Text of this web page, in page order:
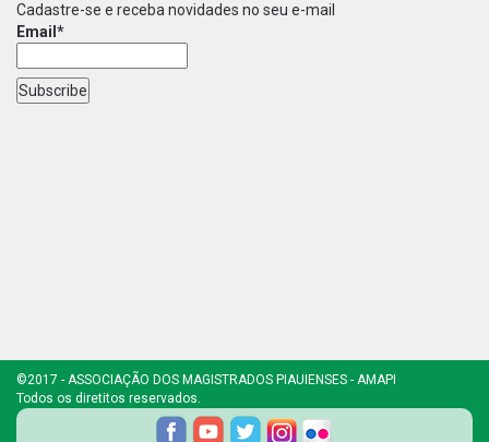
Cadastre-se e receba novidades no seu e-mail
Email*
©2017 - ASSOCIAÇÃO DOS MAGISTRADOS PIAUIENSES - AMAPI
Todos os diretitos reservados.